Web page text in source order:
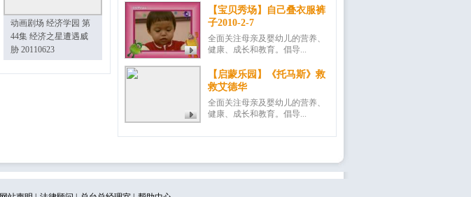
【宝贝秀场】自己叠衣服裤
子2010-2-7
全面关注母亲及婴幼儿的营养、
健康、成长和教育。倡导...
【启蒙乐园】《托马斯》救
救艾德华
全面关注母亲及婴幼儿的营养、
健康、成长和教育。倡导...
动画剧场 经济学园 第
44集 经济之星遭遇威
胁 20110623